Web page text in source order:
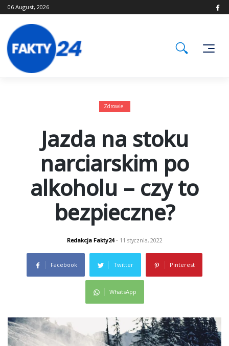
Skip
to
06 August, 2026
Zdrowie
Jazda na stoku
narciarskim po
alkoholu – czy to
bezpieczne?
Redakcja Fakty24- 11 stycznia, 2022
Facebook Twitter Pinterest
WhatsApp